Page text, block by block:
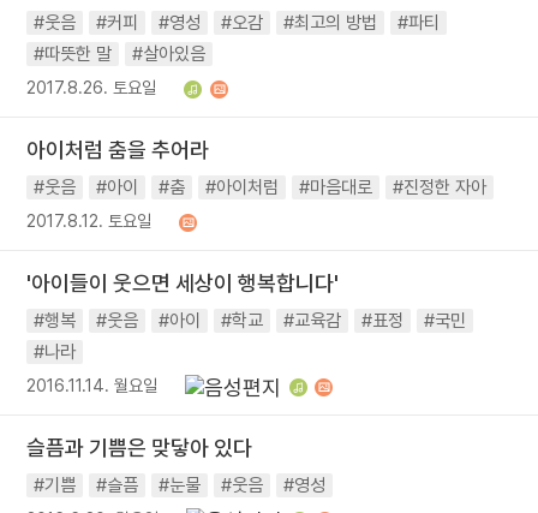
#웃음 #커피 #영성 #오감 #최고의 방법
#파티
#따뜻한 말
#살아있음
2017.8.26. 토요일
아이처럼 춤을 추어라
#웃음 #아이 #춤 #아이처럼 #마음대로 #진정한 자아
2017.8.12. 토요일
'아이들이 웃으면 세상이 행복합니다'
#행복 #웃음 #아이 #학교 #교육감 #표정
#국민
#나라
2016.11.14. 월요일
슬픔과 기쁨은 맞닿아 있다
#기쁨 #슬픔 #눈물 #웃음 #영성